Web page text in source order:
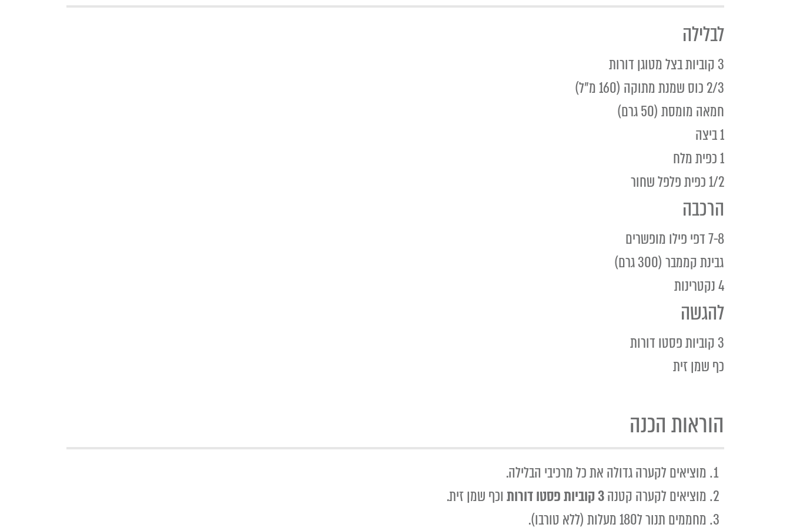
לבלילה
3 קוביות בצל מטוגן דורות
2/3 כוס שמנת מתוקה (160 מ"ל)
חמאה מומסת (50 גרם)
1 ביצה
1 כפית מלח
1/2 כפית פלפל שחור
הרכבה
7-8 דפי פילו מופשרים
גבינת קממבר (300 גרם)
4 נקטרינות
להגשה
3 קוביות פסטו דורות
כף שמן זית
הוראות הכנה
מוציאים לקערה גדולה את כל מרכיבי הבלילה.
מוציאים לקערה קטנה3 קוביות פסטו דורות
וכף שמן זית.
מחממים תנור ל180 מעלות (ללא טורבו).